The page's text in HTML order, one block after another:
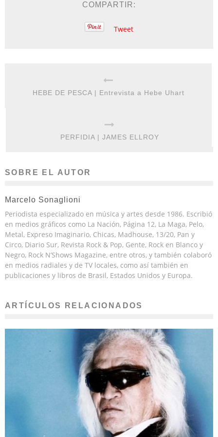
COMPARTIR:
Tweet
HEBE DE PESCA | Entrevista a Hebe Uhart
PERFIDIA | JAMES ELLROY
SOBRE EL AUTOR
Marcelo Sonaglioni
Periodista especializado en música y artes desde 1986. Escribió
en medios gráficos como La Nación, Página 12, La Maga, Pelo,
Metal, Expreso Imaginario, Chicas, Madhouse, 13/20, Pan y
Circo, Diario Sur, Revista Rock & Pop, Gente, Rock en Blanco y
Negro, Rock N’Shows Magazine, entre otros, y también colaboró
en medios radiales y de TV locales, como así también en
publicaciones y libros de Brasil, Estados Unidos y Europa.
ARTÍCULOS RELACIONADOS